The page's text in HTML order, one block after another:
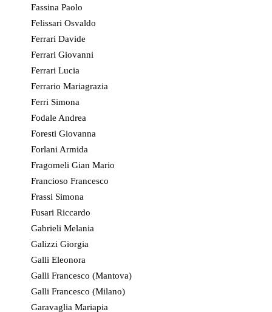
Fassina Paolo
Felissari Osvaldo
Ferrari Davide
Ferrari Giovanni
Ferrari Lucia
Ferrario Mariagrazia
Ferri Simona
Fodale Andrea
Foresti Giovanna
Forlani Armida
Fragomeli Gian Mario
Francioso Francesco
Frassi Simona
Fusari Riccardo
Gabrieli Melania
Galizzi Giorgia
Galli Eleonora
Galli Francesco (Mantova)
Galli Francesco (Milano)
Garavaglia Mariapia